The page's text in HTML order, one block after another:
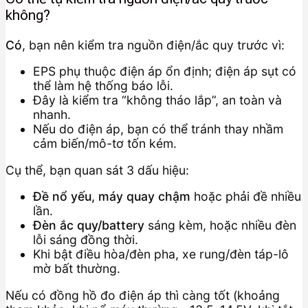
không?
Có, bạn nên kiểm tra nguồn điện/ắc quy trước vì:
EPS phụ thuộc điện áp ổn định; điện áp sụt có
thể làm hệ thống báo lỗi.
Đây là kiểm tra “không tháo lắp”, an toàn và
nhanh.
Nếu do điện áp, bạn có thể tránh thay nhầm
cảm biến/mô-tơ tốn kém.
Cụ thể, bạn quan sát 3 dấu hiệu:
Đề nổ yếu, máy quay chậm hoặc phải đề nhiều
lần.
Đèn ắc quy/battery sáng kèm, hoặc nhiều đèn
lỗi sáng đồng thời.
Khi bật điều hòa/đèn pha, xe rung/đèn táp-lô
mờ bất thường.
Nếu có đồng hồ đo điện áp thì càng tốt (khoảng